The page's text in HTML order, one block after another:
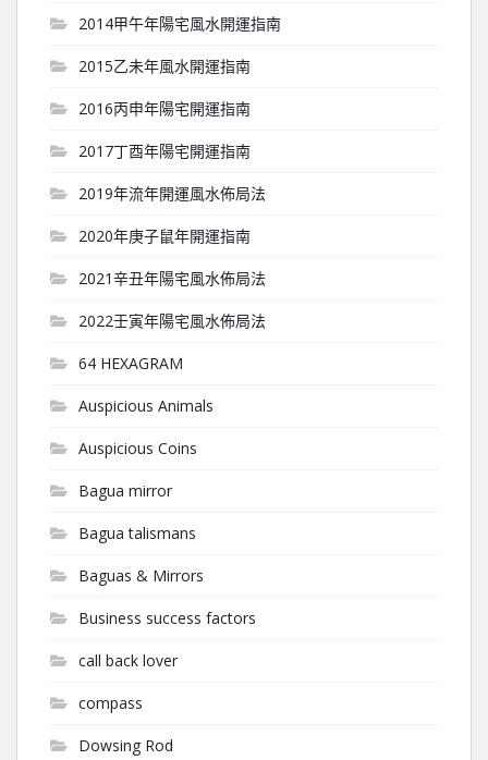
2014甲午年陽宅風水開運指南
2015乙未年風水開運指南
2016丙申年陽宅開運指南
2017丁酉年陽宅開運指南
2019年流年開運風水佈局法
2020年庚子鼠年開運指南
2021辛丑年陽宅風水佈局法
2022壬寅年陽宅風水佈局法
64 HEXAGRAM
Auspicious Animals
Auspicious Coins
Bagua mirror
Bagua talismans
Baguas & Mirrors
Business success factors
call back lover
compass
Dowsing Rod